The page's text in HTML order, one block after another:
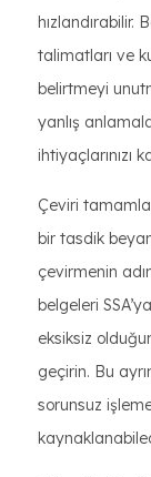
hızlandırabilir.
talimatları ve
belirtmeyi
yanlış
ihtiyaçlarınızı
Çeviri
bir tasdik
çevirmenin
belgeleri
eksiksiz
geçirin. Bu
sorunsuz